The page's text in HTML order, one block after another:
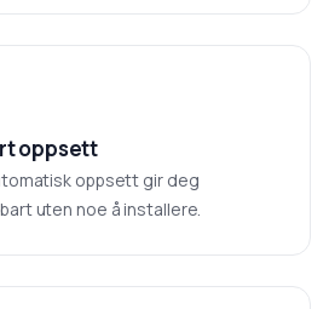
oppsett
oppsett gir deg
uten noe å installere.